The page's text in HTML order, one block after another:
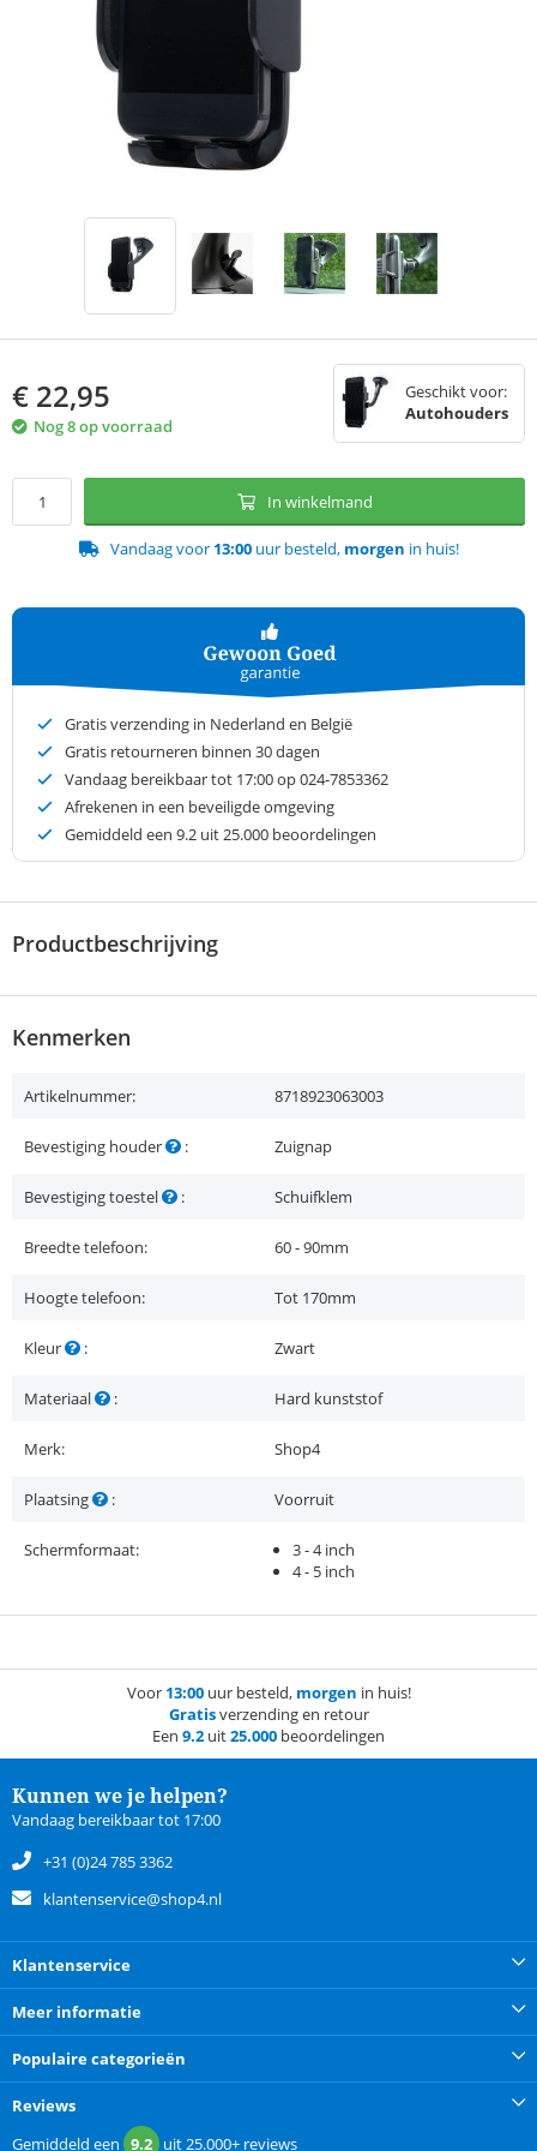
€ 22,95
Nog 8 op voorraad
Geschikt voor:
Autohouders
In winkelmand
Vandaag voor 13:00uur besteld, morgen in huis!
Gratis verzending in Nederland en België
Gratis retourneren binnen 30 dagen
Vandaag bereikbaar tot 17:00 op 024-7853362
Afrekenen in een beveiligde omgeving
Gemiddeld een 9.2 uit 25.000 beoordelingen
Productbeschrijving
Kenmerken
Artikelnummer: 8718923063003
Bevestiging houder : Zuignap
Bevestiging toestel : Schuifklem
Breedte telefoon: 60 - 90mm
Hoogte telefoon: Tot 170mm
Kleur : Zwart
Materiaal : Hard kunststof
Merk: Shop4
Plaatsing : Voorruit
Schermformaat:
3 - 4 inch
4 - 5 inch
Voor 13:00uur besteld, morgen in huis!
Gratisverzending en retour
Een 9.2 uit25.000 beoordelingen
Kunnen we je helpen?
Vandaag bereikbaar tot 17:00
+31 (0)24 785 3362
klantenservice@shop4.nl
Klantenservice
Meer informatie
Populaire categorieën
Reviews
Gemiddeld een 9.2 uit25.000+ reviews